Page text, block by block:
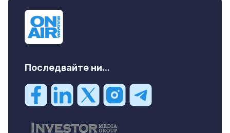
Последвайте ни...